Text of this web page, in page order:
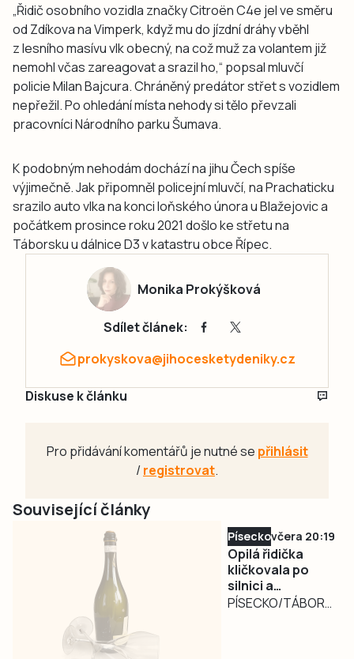
„Řidič osobního vozidla značky Citroën C4e jel ve směru
od Zdíkova na Vimperk, když mu do jízdní dráhy vběhl
z lesního masívu vlk obecný, na což muž za volantem již
nemohl včas zareagovat a srazil ho,“ popsal mluvčí
policie Milan Bajcura. Chráněný predátor střet s vozidlem
nepřežil. Po ohledání místa nehody si tělo převzali
pracovníci Národního parku Šumava.
K podobným nehodám dochází na jihu Čech spíše
výjimečně. Jak připomněl policejní mluvčí, na Prachaticku
srazilo auto vlka na konci loňského února u Blažejovic a
počátkem prosince roku 2021 došlo ke střetu na
Táborsku u dálnice D3 v katastru obce Řípec.
Monika Prokýšková
Sdílet článek:
prokyskova@jihocesketydeniky.cz
Diskuse k článku
Pro přidávání komentářů je nutné se přihlásit
/registrovat.
Související články
Píseckovčera 20:19
Opilá řidička
kličkovala po
silnici a
ohrožovala
PÍSECKO/TÁBORSKO